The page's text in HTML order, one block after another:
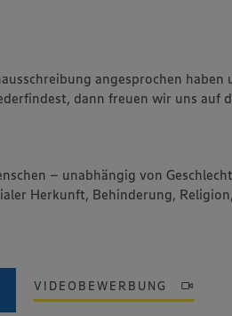
angesprochen haben
dann freuen wir uns auf
– unabhängig von
Herkunft, Behinderung,
VIDEOBEWERBUNG